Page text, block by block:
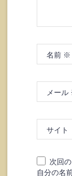
名前 ※
メール
サイト
次回
自分の名